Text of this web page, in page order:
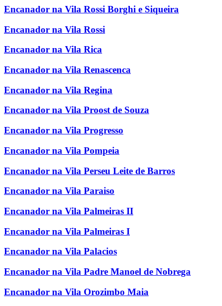
Encanador na Vila Rossi Borghi e Siqueira
Encanador na Vila Rossi
Encanador na Vila Rica
Encanador na Vila Renascenca
Encanador na Vila Regina
Encanador na Vila Proost de Souza
Encanador na Vila Progresso
Encanador na Vila Pompeia
Encanador na Vila Perseu Leite de Barros
Encanador na Vila Paraiso
Encanador na Vila Palmeiras II
Encanador na Vila Palmeiras I
Encanador na Vila Palacios
Encanador na Vila Padre Manoel de Nobrega
Encanador na Vila Orozimbo Maia